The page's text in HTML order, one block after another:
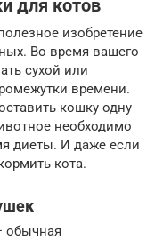
для котов
изобретение
Во время вашего
сухой или
времени.
кошку одну
необходимо
диеты. И даже если
кота.
обычная